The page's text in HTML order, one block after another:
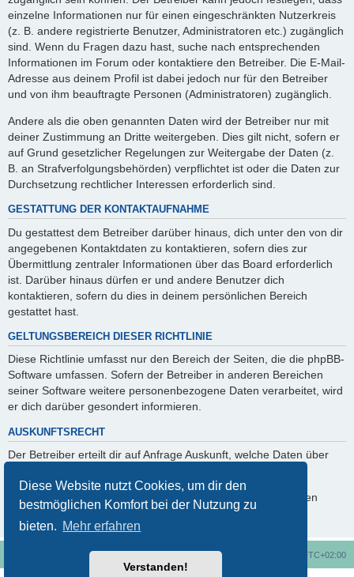
Diese Website nutzt Cookies, um dir den
bestmöglichen Komfort bei der Nutzung zu
bieten. Mehr erfahren
Verstanden!
einzelne Informationen nur für einen eingeschränkten Nutzerkreis
(z. B. andere registrierte Benutzer, Administratoren etc.) zugänglich
sind. Wenn du Fragen dazu hast, suche nach entsprechenden
Informationen im Forum oder kontaktiere den Betreiber. Die E-Mail-
Adresse aus deinem Profil ist dabei jedoch nur für den Betreiber
und von ihm beauftragte Personen (Administratoren) zugänglich.
Andere als die oben genannten Daten wird der Betreiber nur mit
deiner Zustimmung an Dritte weitergeben. Dies gilt nicht, sofern er
auf Grund gesetzlicher Regelungen zur Weitergabe der Daten (z.
B. an Strafverfolgungsbehörden) verpflichtet ist oder die Daten zur
Durchsetzung rechtlicher Interessen erforderlich sind.
GESTATTUNG DER KONTAKTAUFNAHME
Du gestattest dem Betreiber darüber hinaus, dich unter den von dir
angegebenen Kontaktdaten zu kontaktieren, sofern dies zur
Übermittlung zentraler Informationen über das Board erforderlich
ist. Darüber hinaus dürfen er und andere Benutzer dich
kontaktieren, sofern du dies in deinem persönlichen Bereich
gestattet hast.
GELTUNGSBEREICH DIESER RICHTLINIE
Diese Richtlinie umfasst nur den Bereich der Seiten, die die phpBB-
Software umfassen. Sofern der Betreiber in anderen Bereichen
seiner Software weitere personenbezogene Daten verarbeitet, wird
er dich darüber gesondert informieren.
AUSKUNFTSRECHT
Der Betreiber erteilt dir auf Anfrage Auskunft, welche Daten über
Du kannst jederzeit die Löschung bzw. Sperrung deiner Daten
verlangen. Kontaktiere hierzu bitte den Betreiber.
Foren-Übersicht UTC+02:00
Alle Cookies löschen